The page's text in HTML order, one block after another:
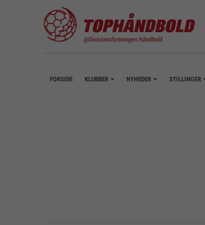
FORSIDE KLUBBER NYHEDER STILLINGER